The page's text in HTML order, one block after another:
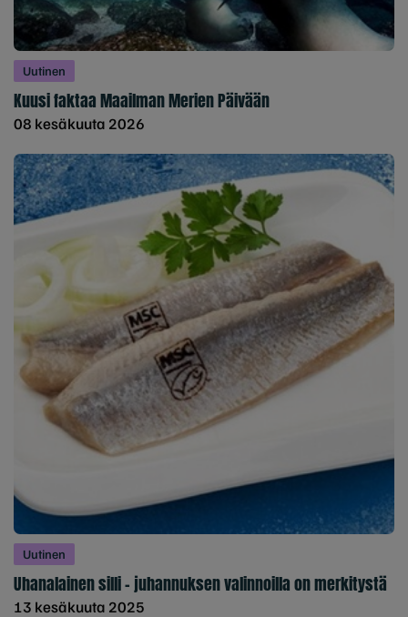
Uutinen
Kuusi faktaa Maailman Merien Päivään
08 kesäkuuta 2026
Uutinen
Uhanalainen silli – juhannuksen valinnoilla on merkitystä
13 kesäkuuta 2025